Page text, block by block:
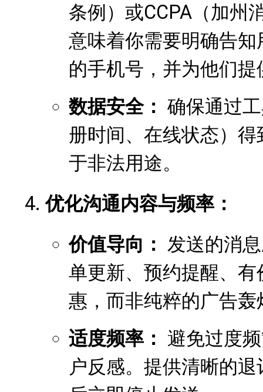
条例）或CCPA（加州
意味着你需要明确告
的手机号，并为他们
数据安全： 确保通过
册时间、在线状态）
于非法用途。
优化沟通内容与频率：
价值导向： 发送的消
单更新、预约提醒、
惠，而非纯粹的广告轰
适度频率： 避免过度
户反感。提供清晰的